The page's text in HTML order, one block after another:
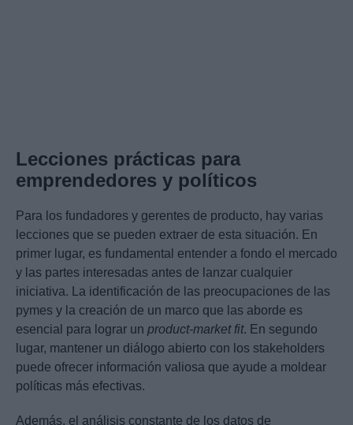
Lecciones prácticas para
emprendedores y políticos
Para los fundadores y gerentes de producto, hay varias
lecciones que se pueden extraer de esta situación. En
primer lugar, es fundamental entender a fondo el mercado
y las partes interesadas antes de lanzar cualquier
iniciativa. La identificación de las preocupaciones de las
pymes y la creación de un marco que las aborde es
esencial para lograr un product-market fit. En segundo
lugar, mantener un diálogo abierto con los stakeholders
puede ofrecer información valiosa que ayude a moldear
políticas más efectivas.
Además, el análisis constante de los datos de